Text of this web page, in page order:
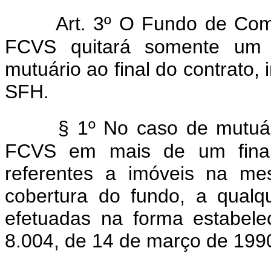
Art. 3º O Fundo de
FCVS quitará somente
mutuário ao final do contrato,
SFH.
§ 1º No caso de
FCVS em mais de um
referentes a imóveis na
cobertura do fundo, a
efetuadas na forma
8.004, de 14 de março de